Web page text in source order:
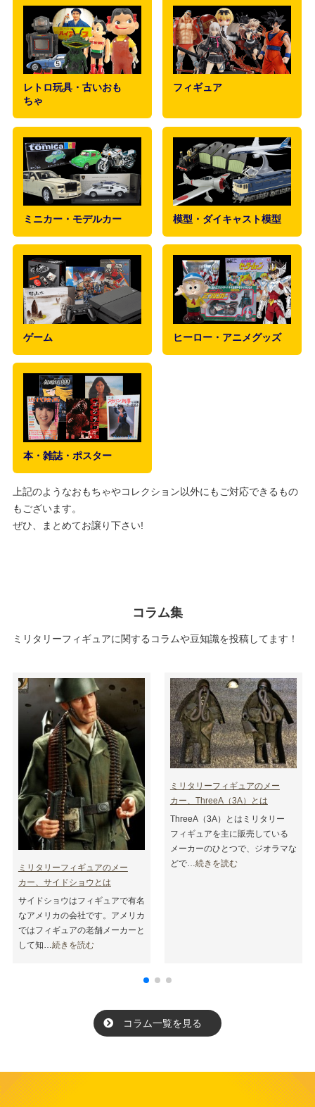
レトロ玩具・古いおも
ちゃ
フィギュア
ミニカー・モデルカー 模型・ダイキャスト模型
ゲーム ヒーロー・アニメグッズ
本・雑誌・ポスター
上記のようなおもちゃやコレクション以外にもご対応できるもの
もございます。
ぜひ、まとめてお譲り下さい!
コラム集
ミリタリーフィギュアに関するコラムや豆知識を投稿してます！
ミリタリーフィギュアのメー
カー、サイドショウとは
サイドショウはフィギュアで有名
なアメリカの会社です。アメリカ
ではフィギュアの老舗メーカーと
して知…続きを読む
ミリタリーフィギュアのメー
カー、ThreeA（3A）とは
ThreeA（3A）とはミリタリー
フィギュアを主に販売している
メーカーのひとつで、ジオラマな
どで…続きを読む
コラム一覧を見る